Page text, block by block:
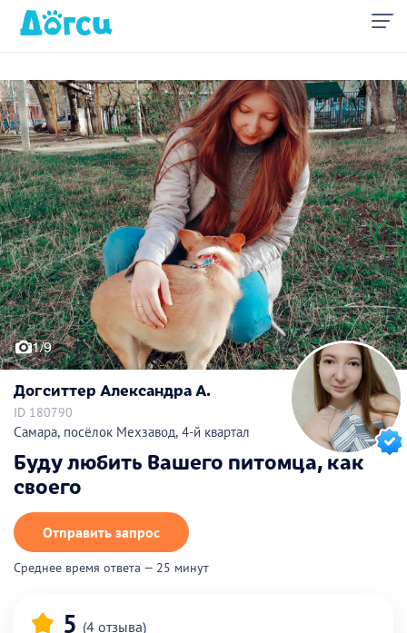
1/9
Догситтер Александра А.
ID 180790
Самара, посёлок Мехзавод, 4-й квартал
Буду любить Вашего питомца, как
своего
Отправить запрос
Среднее время ответа — 25 минут
5 (4 отзыва)